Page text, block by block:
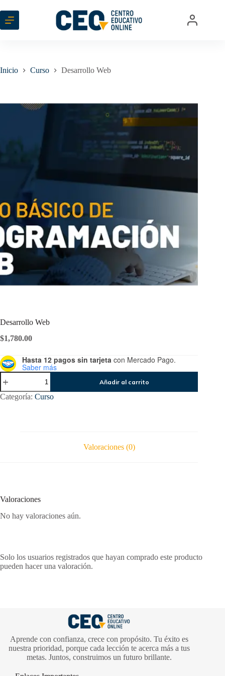
al
contenido
Inicio Curso Desarrollo Web
Desarrollo Web
$1,780.00
Hasta 12 pagos sin tarjeta con Mercado Pago.
Saber más
Desarrollo
Web
cantidad
Añadir al carrito
Categoría: Curso
Valoraciones (0)
Valoraciones
No hay valoraciones aún.
Solo los usuarios registrados que hayan comprado este producto
pueden hacer una valoración.
Aprende con confianza, crece con propósito. Tu éxito es
nuestra prioridad, porque cada lección te acerca más a tus
metas. Juntos, construimos un futuro brillante.